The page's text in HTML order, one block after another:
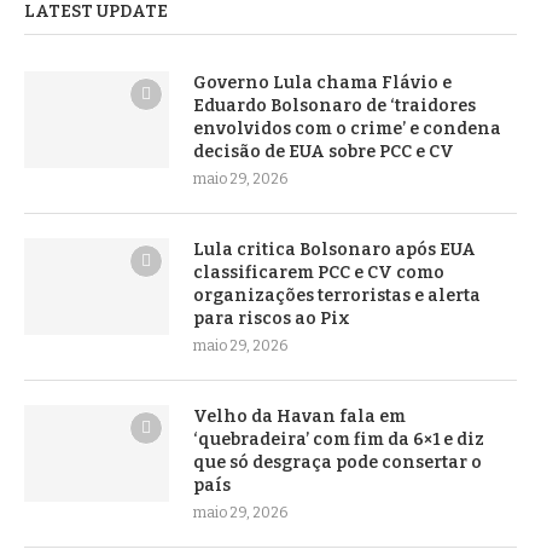
LATEST UPDATE
Governo Lula chama Flávio e
Eduardo Bolsonaro de ‘traidores
envolvidos com o crime’ e condena
decisão de EUA sobre PCC e CV
maio 29, 2026
Lula critica Bolsonaro após EUA
classificarem PCC e CV como
organizações terroristas e alerta
para riscos ao Pix
maio 29, 2026
Velho da Havan fala em
‘quebradeira’ com fim da 6×1 e diz
que só desgraça pode consertar o
país
maio 29, 2026